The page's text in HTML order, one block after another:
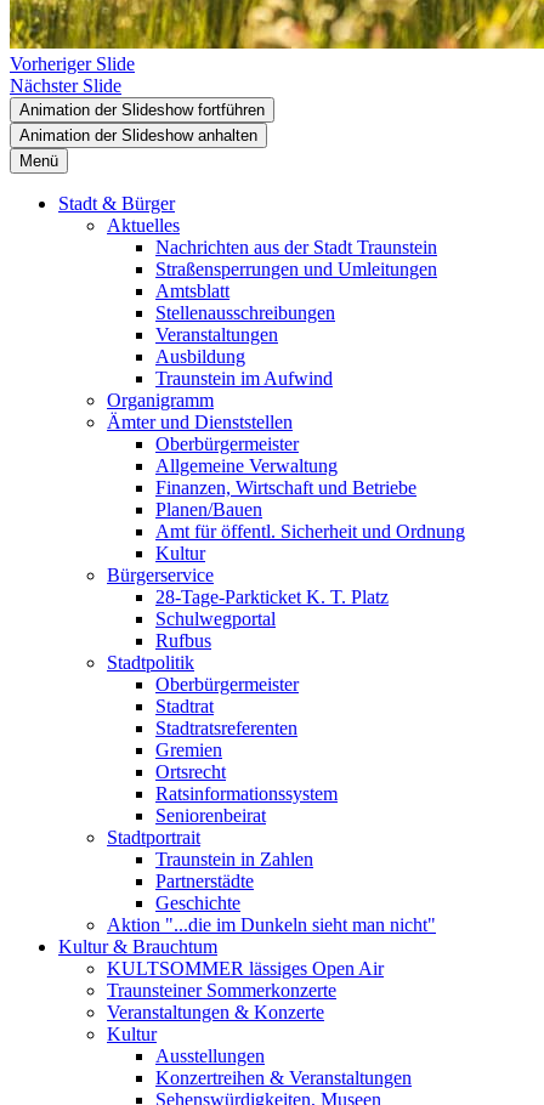
Vorheriger Slide
Nächster Slide
Animation der Slideshow fortführen
Animation der Slideshow anhalten
Menü
Stadt & Bürger
Aktuelles
Nachrichten aus der Stadt Traunstein
Straßensperrungen und Umleitungen
Amtsblatt
Stellenausschreibungen
Veranstaltungen
Ausbildung
Traunstein im Aufwind
Organigramm
Ämter und Dienststellen
Oberbürgermeister
Allgemeine Verwaltung
Finanzen, Wirtschaft und Betriebe
Planen/Bauen
Amt für öffentl. Sicherheit und Ordnung
Kultur
Bürgerservice
28-Tage-Parkticket K. T. Platz
Schulwegportal
Rufbus
Stadtpolitik
Oberbürgermeister
Stadtrat
Stadtratsreferenten
Gremien
Ortsrecht
Ratsinformationssystem
Seniorenbeirat
Stadtportrait
Traunstein in Zahlen
Partnerstädte
Geschichte
Aktion "...die im Dunkeln sieht man nicht"
Kultur & Brauchtum
KULTSOMMER lässiges Open Air
Traunsteiner Sommerkonzerte
Veranstaltungen & Konzerte
Kultur
Ausstellungen
Konzertreihen & Veranstaltungen
Sehenswürdigkeiten, Museen